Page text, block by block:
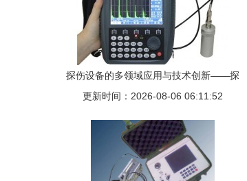
探伤设备的多领域应用与技术创新——探
访射阳县华通探伤设备探伤仪的技术优势
更新时间：2026-08-06 06:11:52